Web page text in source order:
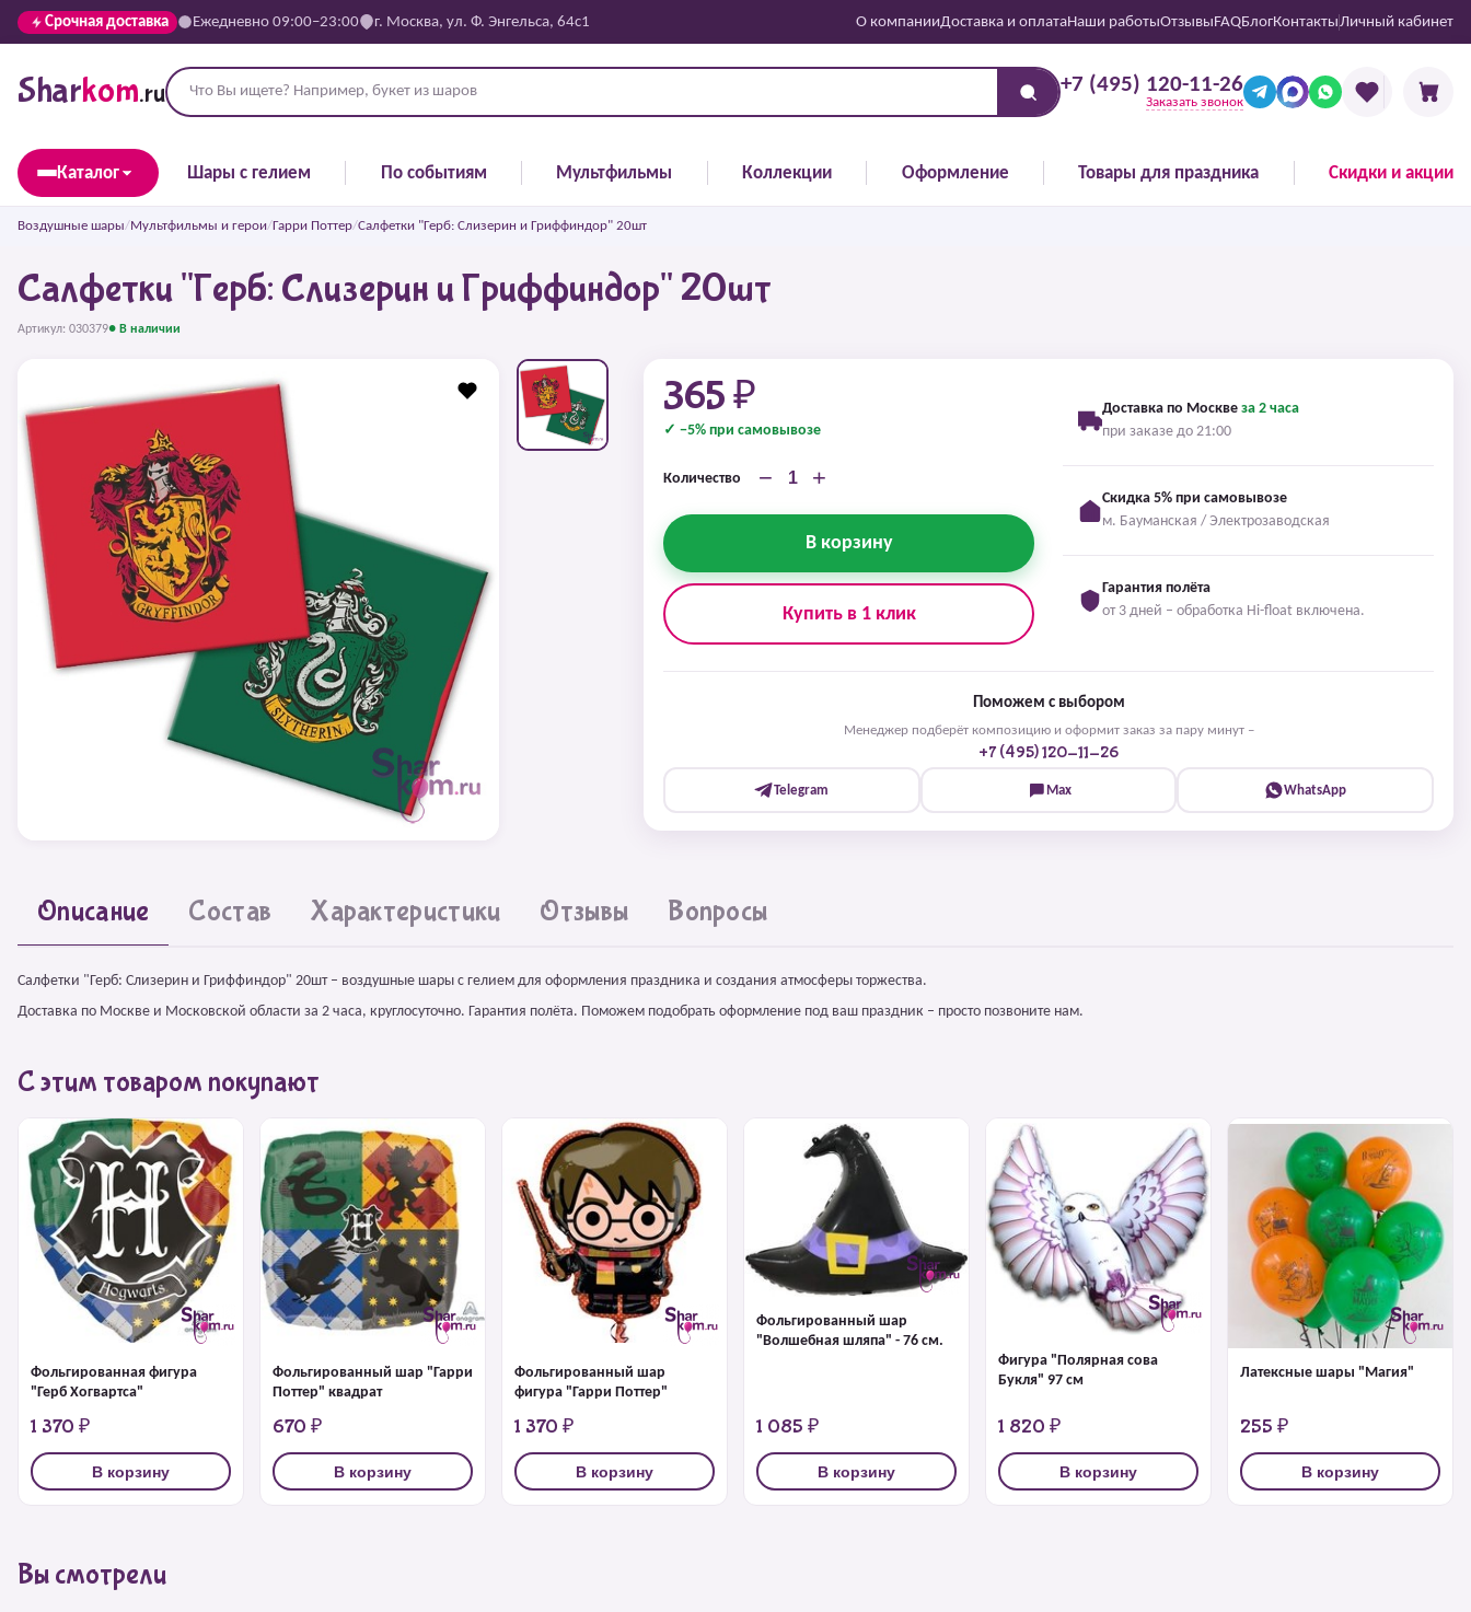
Срочная доставка Ежедневно 09:00–23:00 г. Москва, ул. Ф. Энгельса, 64с1 О компанииДоставка и оплатаНаши работыОтзывыFAQБлогКонтактыЛичный кабинет
Sharkom.ru +7 (495) 120-11-26
Заказать звонок
Каталог Шары с гелием По событиям Мультфильмы Коллекции Оформление Товары для праздника Скидки и акции
Воздушные шары/Мультфильмы и герои/Гарри Поттер/Салфетки "Герб: Слизерин и Гриффиндор" 20шт
Салфетки "Герб: Слизерин и Гриффиндор" 20шт
Артикул: 030379● В наличии
365 ₽
✓ −5% при самовывозе
Количество − +
В корзину
Купить в 1 клик
Доставка по Москве за 2 часа
при заказе до 21:00
Скидка 5% при самовывозе
м. Бауманская / Электрозаводская
Гарантия полёта
от 3 дней – обработка Hi-float включена.
Поможем с выбором
Менеджер подберёт композицию и оформит заказ за пару минут –
+7 (495) 120-11-26
Telegram Max WhatsApp
Описание Состав Характеристики Отзывы Вопросы
Салфетки "Герб: Слизерин и Гриффиндор" 20шт – воздушные шары с гелием для оформления праздника и создания атмосферы торжества.
Доставка по Москве и Московской области за 2 часа, круглосуточно. Гарантия полёта. Поможем подобрать оформление под ваш праздник – просто позвоните нам.
С этим товаром покупают
Фольгированная фигура
"Герб Хогвартса"
1 370 ₽
В корзину
Фольгированный шар "Гарри
Поттер" квадрат
670 ₽
В корзину
Фольгированный шар
фигура "Гарри Поттер"
1 370 ₽
В корзину
Фольгированный шар
"Волшебная шляпа" - 76 см.
1 085 ₽
В корзину
Фигура "Полярная сова
Букля" 97 см
1 820 ₽
В корзину
Латексные шары "Магия"
255 ₽
В корзину
Вы смотрели